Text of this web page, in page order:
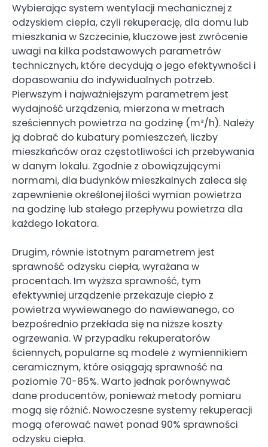
Wybierając system wentylacji mechanicznej z
odzyskiem ciepła, czyli rekuperację, dla domu lub
mieszkania w Szczecinie, kluczowe jest zwrócenie
uwagi na kilka podstawowych parametrów
technicznych, które decydują o jego efektywności i
dopasowaniu do indywidualnych potrzeb.
Pierwszym i najważniejszym parametrem jest
wydajność urządzenia, mierzona w metrach
sześciennych powietrza na godzinę (m³/h). Należy
ją dobrać do kubatury pomieszczeń, liczby
mieszkańców oraz częstotliwości ich przebywania
w danym lokalu. Zgodnie z obowiązującymi
normami, dla budynków mieszkalnych zaleca się
zapewnienie określonej ilości wymian powietrza
na godzinę lub stałego przepływu powietrza dla
każdego lokatora.
Drugim, równie istotnym parametrem jest
sprawność odzysku ciepła, wyrażana w
procentach. Im wyższa sprawność, tym
efektywniej urządzenie przekazuje ciepło z
powietrza wywiewanego do nawiewanego, co
bezpośrednio przekłada się na niższe koszty
ogrzewania. W przypadku rekuperatorów
ściennych, popularne są modele z wymiennikiem
ceramicznym, które osiągają sprawność na
poziomie 70-85%. Warto jednak porównywać
dane producentów, ponieważ metody pomiaru
mogą się różnić. Nowoczesne systemy rekuperacji
mogą oferować nawet ponad 90% sprawności
odzysku ciepła.